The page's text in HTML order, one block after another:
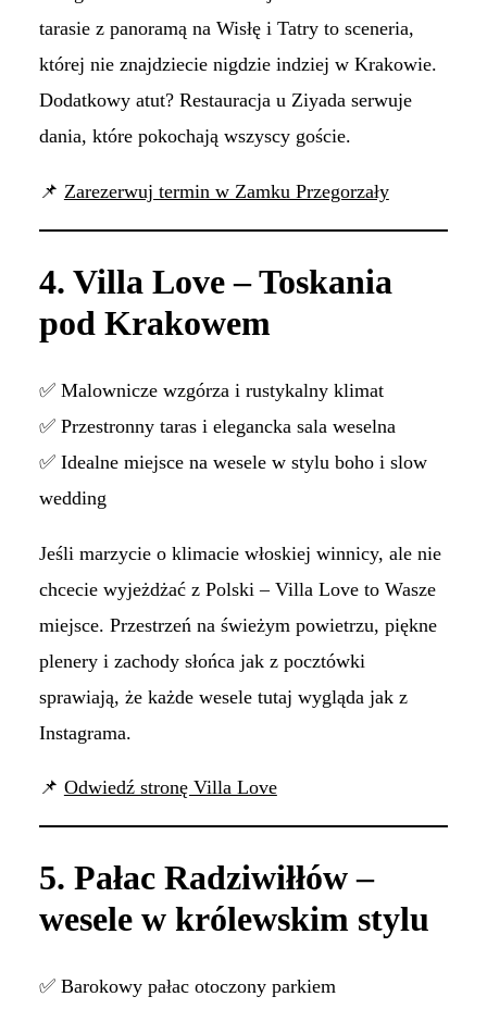
tarasie z panoramą na Wisłę i Tatry to sceneria,
której nie znajdziecie nigdzie indziej w Krakowie.
Dodatkowy atut? Restauracja u Ziyada serwuje
dania, które pokochają wszyscy goście.
📌 Zarezerwuj termin w Zamku Przegorzały
4. Villa Love – Toskania
pod Krakowem
✅ Malownicze wzgórza i rustykalny klimat
✅ Przestronny taras i elegancka sala weselna
✅ Idealne miejsce na wesele w stylu boho i slow
wedding
Jeśli marzycie o klimacie włoskiej winnicy, ale nie
chcecie wyjeżdżać z Polski – Villa Love to Wasze
miejsce. Przestrzeń na świeżym powietrzu, piękne
plenery i zachody słońca jak z pocztówki
sprawiają, że każde wesele tutaj wygląda jak z
Instagrama.
📌 Odwiedź stronę Villa Love
5. Pałac Radziwiłłów –
wesele w królewskim stylu
✅ Barokowy pałac otoczony parkiem